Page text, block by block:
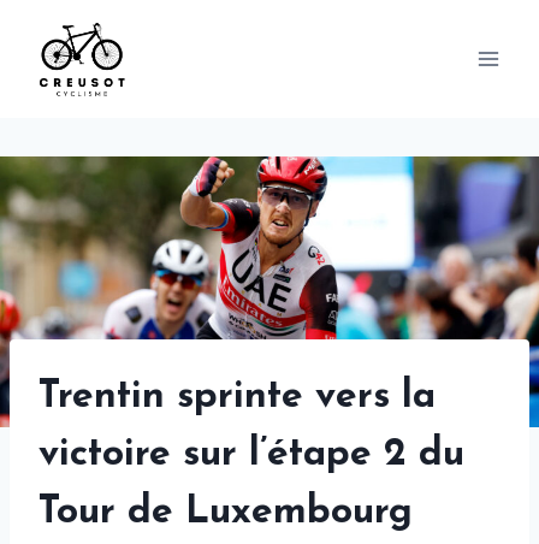
content
Trentin sprinte vers la
victoire sur l’étape 2 du
Tour de Luxembourg